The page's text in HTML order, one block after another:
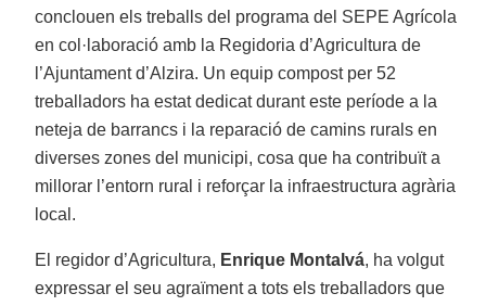
conclouen els treballs del programa del SEPE Agrícola
en col·laboració amb la Regidoria d’Agricultura de
l’Ajuntament d’Alzira. Un equip compost per 52
treballadors ha estat dedicat durant este període a la
neteja de barrancs i la reparació de camins rurals en
diverses zones del municipi, cosa que ha contribuït a
millorar l’entorn rural i reforçar la infraestructura agrària
local.
El regidor d’Agricultura, Enrique Montalvá, ha volgut
expressar el seu agraïment a tots els treballadors que